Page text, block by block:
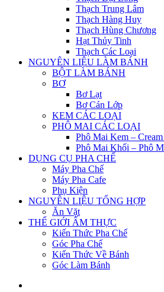
Thạch Trung Lâm
Thạch Hàng Huy
Thạch Hùng Chương
Hạt Thủy Tinh
Thạch Các Loại
NGUYÊN LIỆU LÀM BÁNH
BỘT LÀM BÁNH
BƠ
Bơ Lạt
Bơ Cán Lớp
KEM CÁC LOẠI
PHÔ MAI CÁC LOẠI
Phô Mai Kem – Cream
Phô Mai Khối – Phô
DỤNG CỤ PHA CHẾ
Máy Pha Chế
Máy Pha Cafe
Phụ Kiện
NGUYÊN LIỆU TỔNG HỢP
Ăn Vặt
THẾ GIỚI ẨM THỰC
Kiến Thức Pha Chế
Góc Pha Chế
Kiến Thức Về Bánh
Góc Làm Bánh